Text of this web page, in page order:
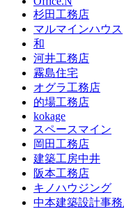
杉田工務店
マルマインハウス
和
河井工務店
霧島住宅
オグラ工務店
的場工務店
kokage
スペースマイン
岡田工務店
建築工房中井
阪本工務店
キノハウジング
中本建築設計事務